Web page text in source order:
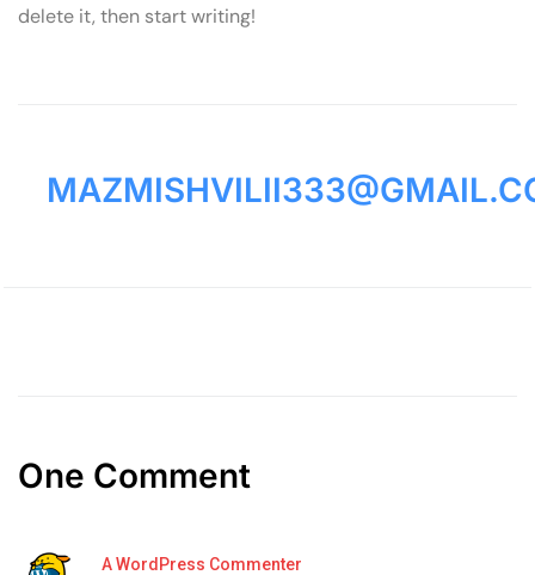
delete it, then start writing!
One Comment
A WordPress Commenter